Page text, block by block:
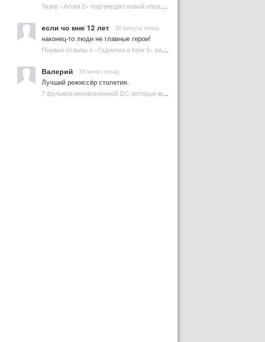
Тизер «Асоки 2» подтвердил новый образ Энакина Скайуокера | Plugged In Ru
если чо мне 12 лет 32 минуты назад
наконец-то люди не главные герои!
Первые отзывы о «Годзилла и Конг 3» раскрыли новые детали | Plugged In Ru
Валерий 35 минут назад
Лучший режиссёр столетия.
7 фильмов киновселенной DC, которые может снять Зак Снайдер | Plugged In Ru